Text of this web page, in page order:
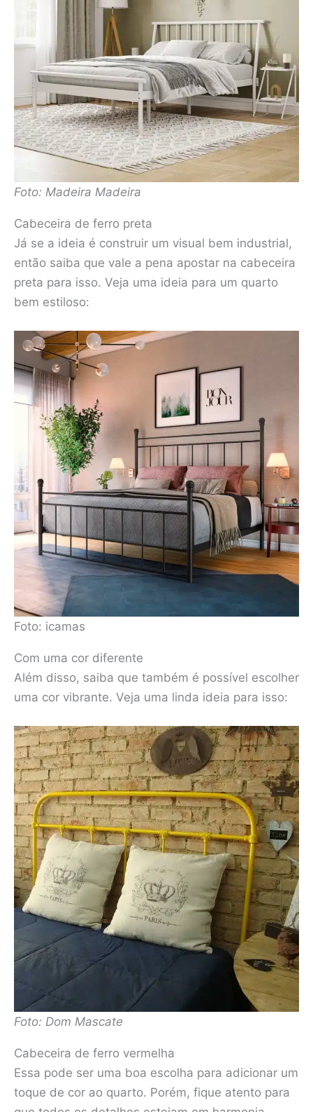
Foto: Madeira Madeira
Cabeceira de ferro preta
Já se a ideia é construir um visual bem industrial,
então saiba que vale a pena apostar na cabeceira
preta para isso. Veja uma ideia para um quarto
bem estiloso:
Foto: icamas
Com uma cor diferente
Além disso, saiba que também é possível escolher
uma cor vibrante. Veja uma linda ideia para isso:
Foto: Dom Mascate
Cabeceira de ferro vermelha
Essa pode ser uma boa escolha para adicionar um
toque de cor ao quarto. Porém, fique atento para